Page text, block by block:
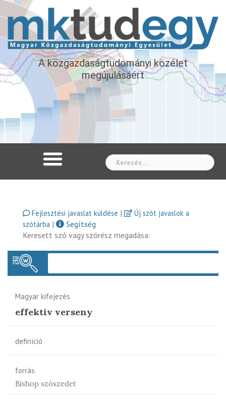
A közgazdaságtudományi közélet
megújulásáért
Fejlesztési javaslat küldése |
Új szót javaslok a
szótárba |
Segítség
Keresett szó vagy szórész megadása:
Magyar kifejezés
effektív verseny
definíció
forrás
Bishop szószedet